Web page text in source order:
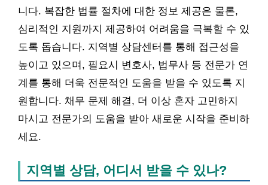
니다. 복잡한 법률 절차에 대한 정보 제공은 물론,
심리적인 지원까지 제공하여 어려움을 극복할 수 있
도록 돕습니다. 지역별 상담센터를 통해 접근성을
높이고 있으며, 필요시 변호사, 법무사 등 전문가 연
계를 통해 더욱 전문적인 도움을 받을 수 있도록 지
원합니다. 채무 문제 해결, 더 이상 혼자 고민하지
마시고 전문가의 도움을 받아 새로운 시작을 준비하
세요.
지역별 상담, 어디서 받을 수 있나?